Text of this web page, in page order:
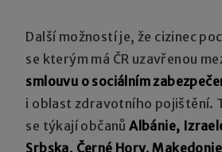
Další možností je, že cizinec
se kterým má ČR uzavřenou
smlouvu o sociálním
i oblast zdravotního pojištění.
se týkají občanůAlbánie,
Srbska, Černé Hory,